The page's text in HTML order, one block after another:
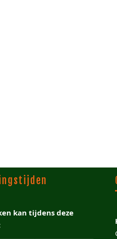
kan tijdens deze